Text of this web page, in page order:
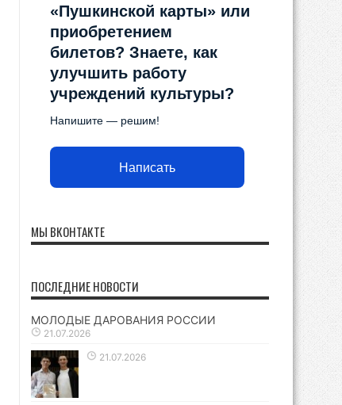
«Пушкинской карты» или
приобретением
билетов? Знаете, как
улучшить работу
учреждений культуры?
Напишите — решим!
Написать
МЫ ВКОНТАКТЕ
ПОСЛЕДНИЕ НОВОСТИ
МОЛОДЫЕ ДАРОВАНИЯ РОССИИ
21.07.2026
21.07.2026